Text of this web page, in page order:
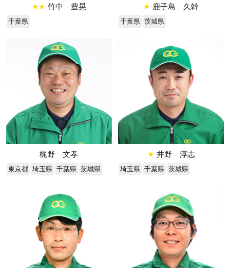
★★ 竹中 豊晃
千葉県
★ 鹿子島 久幹
千葉県 茨城県
梶野 文孝
東京都 埼玉県 千葉県 茨城県
★ 井野 淳志
埼玉県 千葉県 茨城県